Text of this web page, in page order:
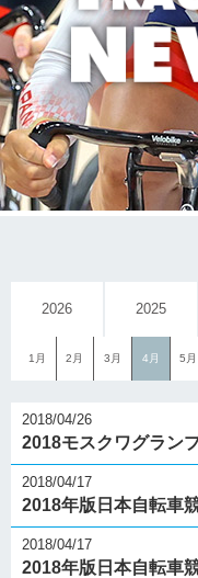
2026 2025
1月 2月 3月 4月 5月
2018/04/26
2018モスクワグラン
2018/04/17
2018年版日本自転車
2018/04/17
2018年版日本自転車